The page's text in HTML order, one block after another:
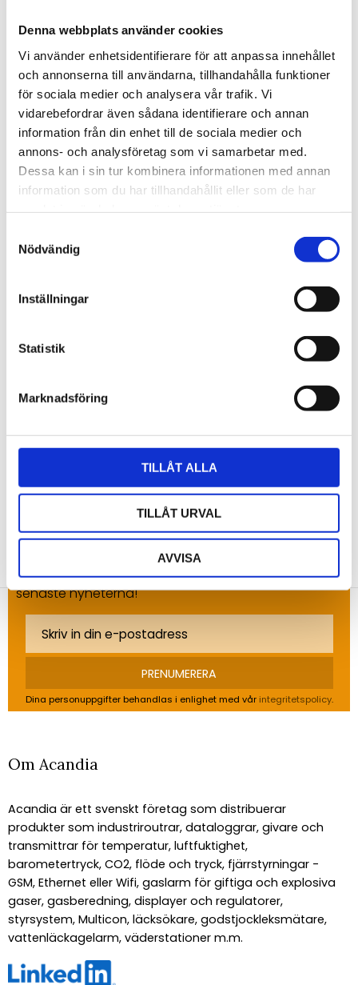
Denna webbplats använder cookies
Vi använder enhetsidentifierare för att anpassa innehållet
och annonserna till användarna, tillhandahålla funktioner
för sociala medier och analysera vår trafik. Vi
vidarebefordrar även sådana identifierare och annan
information från din enhet till de sociala medier och
annons- och analysföretag som vi samarbetar med.
Dessa kan i sin tur kombinera informationen med annan
information som du har tillhandahållit eller som de har
Nödvändig
Inställningar
Statistik
Marknadsföring
TILLÅT ALLA
TILLÅT URVAL
AVVISA
väggmonteringsfläns och filterhållare i rostfritt
stål, glasfiberfilterelement 20 µm, anslutning G
1/4" f.
Tillämpning
omgivningsluftfilter SP52/53 används för filtrering
av omgivningsluft i gasmätarsystem.
Huvudsakliga tillämpningar är
omgivningsluftsmätning och
luftkonditioneringssystem.
Bli den första att lämna ett omdöme.
NYHETSBREV
Anmäl dig till vårt nyhetsbrev och ta del av de
senaste nyheterna!
PRENUMERERA
Dina personuppgifter behandlas i enlighet med vår integritetspolicy.
Om Acandia
Acandia är ett svenskt företag som distribuerar
produkter som industriroutrar, dataloggrar, givare och
transmittrar för temperatur, luftfuktighet,
barometertryck, CO2, flöde och tryck, fjärrstyrningar -
GSM, Ethernet eller Wifi, gaslarm för giftiga och explosiva
gaser, gasberedning, displayer och regulatorer,
styrsystem, Multicon, läcksökare, godstjockleksmätare,
vattenläckagelarm, väderstationer m.m.